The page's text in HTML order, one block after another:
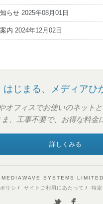
らせ 2025年08月01日
内 2024年12月02日
はじまる、メディアひ
オフィスでお使いのネット
、工事不要で、お得な料金
詳しくみる
SYSTEMS
リシ
サイトご利用にあたって 特